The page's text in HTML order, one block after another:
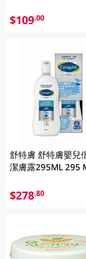
$109.00
舒特膚 舒特膚嬰兒
潔膚露295ML 295
$278.80